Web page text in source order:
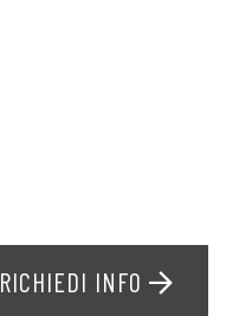
RICHIEDI INFO